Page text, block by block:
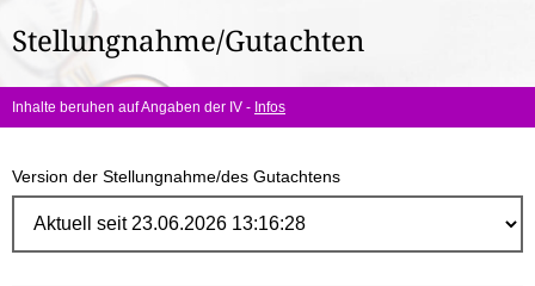
hier:
Stellungnahme/Gutachten
Inhalte beruhen auf Angaben der IV - Infos
Version der Stellungnahme/des Gutachtens